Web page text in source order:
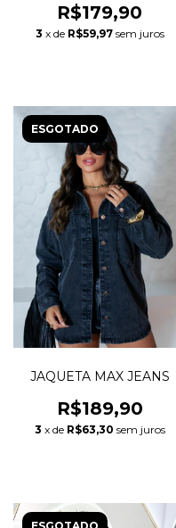
R$179,90
3 x de R$59,97 sem juros
ESGOTADO
JAQUETA MAX JEANS
R$189,90
3 x de R$63,30 sem juros